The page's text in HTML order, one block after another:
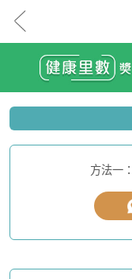
方法一